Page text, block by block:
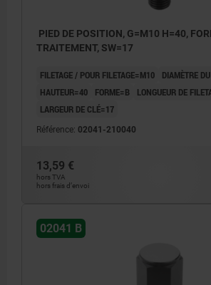
PIED DE POSITION, G=M10 H=40,
TRAITEMENT, SW=17
FILETAGE / POUR FILETAGE=M10
DIAMÈTRE
HAUTEUR=40
FORME=B
LONGUEUR DE
LARGEUR DE CLÉ=17
Référence: 02041-210040
13,59 €
hors TVA
hors frais d’envoi
02041 B